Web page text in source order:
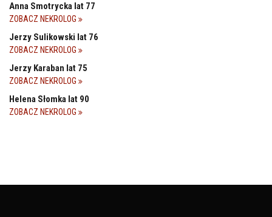
Anna Smotrycka lat 77
ZOBACZ NEKROLOG
Jerzy Sulikowski lat 76
ZOBACZ NEKROLOG
Jerzy Karaban lat 75
ZOBACZ NEKROLOG
Helena Słomka lat 90
ZOBACZ NEKROLOG